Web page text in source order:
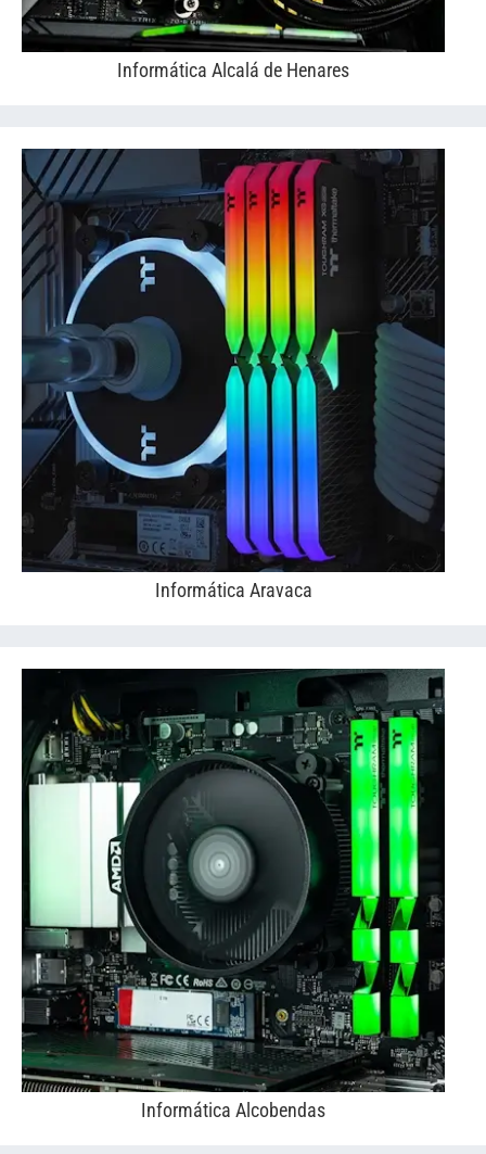
Informática Alcalá de Henares
Informática Aravaca
Informática Alcobendas